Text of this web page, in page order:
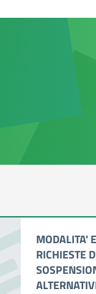
MODALITA'
RICHIESTE